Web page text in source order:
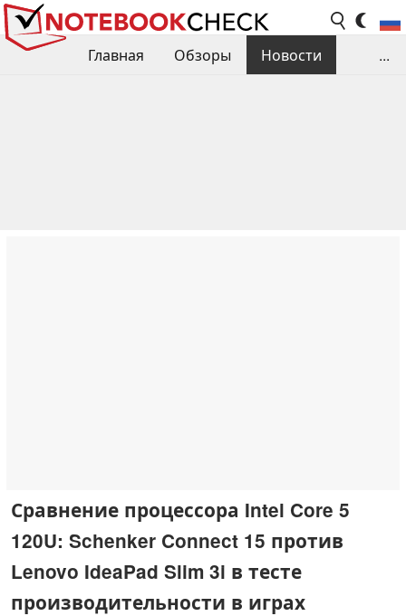
Главная Обзоры
Новости
...
Сравнение процессора Intel Core 5
120U: Schenker Connect 15 против
Lenovo IdeaPad Slim 3i в тесте
производительности в играх